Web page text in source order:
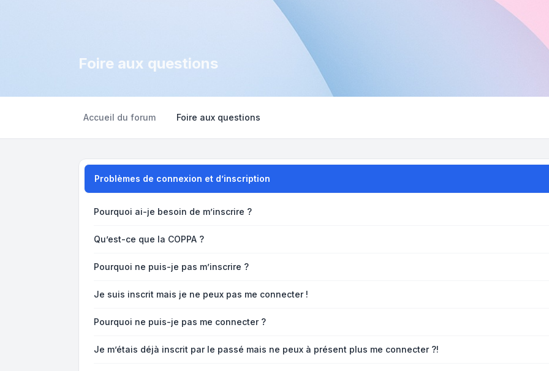
Foire aux questions
Accueil du forum Foire aux questions
Problèmes de connexion et d’inscription
Pourquoi ai-je besoin de m’inscrire ?
Qu’est-ce que la COPPA ?
Pourquoi ne puis-je pas m’inscrire ?
Je suis inscrit mais je ne peux pas me connecter !
Pourquoi ne puis-je pas me connecter ?
Je m’étais déjà inscrit par le passé mais ne peux à présent plus me connecter ?!